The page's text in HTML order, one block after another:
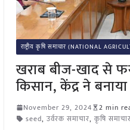
राष्ट्रीय कृषि समाचार (NATIONAL
खराब बीज-खाद से
किसान, केंद्र ने
November 29, 2024
2 min
seed, उर्वरक समाचार, कृषि समाचार